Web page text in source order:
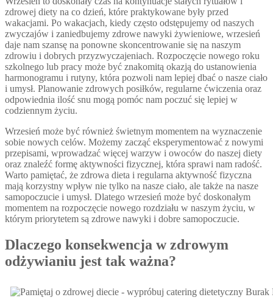
zdrowej diety na co dzień, które praktykowane były przed
wakacjami. Po wakacjach, kiedy często odstępujemy od naszych
zwyczajów i zaniedbujemy zdrowe nawyki żywieniowe, wrzesień
daje nam szansę na ponowne skoncentrowanie się na naszym
zdrowiu i dobrych przyzwyczajeniach. Rozpoczęcie nowego roku
szkolnego lub pracy może być znakomitą okazją do ustanowienia
harmonogramu i rutyny, która pozwoli nam lepiej dbać o nasze ciało
i umysł. Planowanie zdrowych posiłków, regularne ćwiczenia oraz
odpowiednia ilość snu mogą pomóc nam poczuć się lepiej w
codziennym życiu.
Wrzesień może być również świetnym momentem na wyznaczenie
sobie nowych celów. Możemy zacząć eksperymentować z nowymi
przepisami, wprowadzać więcej warzyw i owoców do naszej diety
oraz znaleźć formę aktywności fizycznej, która sprawi nam radość.
Warto pamiętać, że zdrowa dieta i regularna aktywność fizyczna
mają korzystny wpływ nie tylko na nasze ciało, ale także na nasze
samopoczucie i umysł. Dlatego wrzesień może być doskonałym
momentem na rozpoczęcie nowego rozdziału w naszym życiu, w
którym priorytetem są zdrowe nawyki i dobre samopoczucie.
Dlaczego konsekwencja w zdrowym
odżywianiu jest tak ważna?